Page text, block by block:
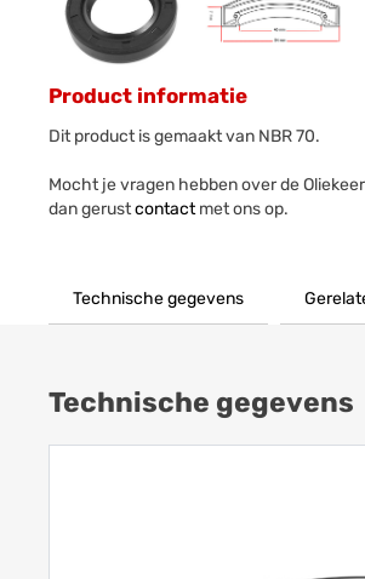
Product informatie
Dit product is gemaakt van NBR 70.
Mocht je vragen hebben over de
dan gerustcontactmet ons op.
Technische gegevens
Technische gegevens